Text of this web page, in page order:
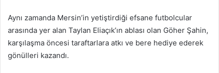
Aynı zamanda Mersin’in yetiştirdiği efsane futbolcular
arasında yer alan Taylan Eliaçık’ın ablası olan Göher Şahin,
karşılaşma öncesi taraftarlara atkı ve bere hediye ederek
gönülleri kazandı.